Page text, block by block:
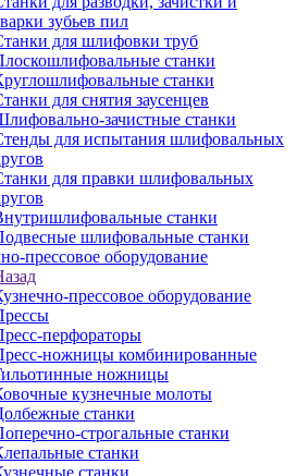
зубьев пил
для шлифовки труб
станки
станки
для снятия заусенцев
зачистные станки
для испытания шлифовальных
для правки шлифовальных
станки
шлифовальные станки
прессовое оборудование
прессовое оборудование
перфораторы
ножницы комбинированные
ножницы
кузнечные молоты
станки
строгальные станки
станки
станки